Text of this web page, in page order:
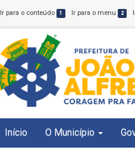
Ir para o conteúdo 1 Ir para o menu 2
Início O Município